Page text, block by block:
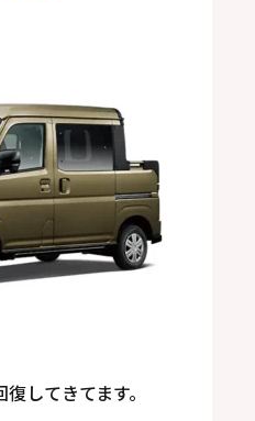
してきてます。